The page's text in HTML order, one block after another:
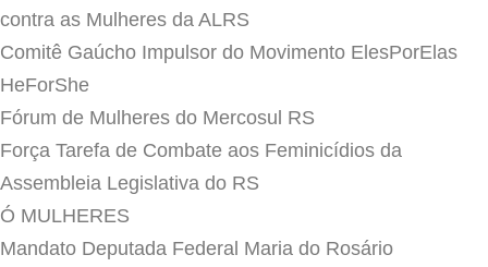
contra as Mulheres da ALRS
Comitê Gaúcho Impulsor do Movimento ElesPorElas
HeForShe
Fórum de Mulheres do Mercosul RS
Força Tarefa de Combate aos Feminicídios da
Assembleia Legislativa do RS
Ó MULHERES
Mandato Deputada Federal Maria do Rosário